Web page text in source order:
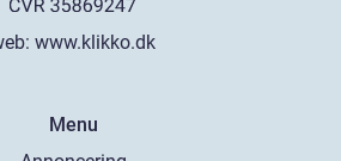
www.klikko.dk
Menu